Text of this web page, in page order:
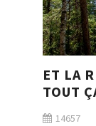
ET LA
TOUT
14657